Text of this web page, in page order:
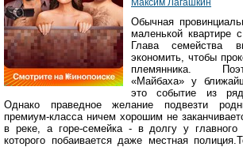
Максим Лагашкин
Обычная
маленькой квартире
Глава семейства
экономить, чтобы
племянника.
«Майбаха» у
это событие из
Однако праведное желание подвезти
премиум-класса ничем хорошим не
в реке, а горе-семейка - в долгу у главного
которого побаивается даже местная